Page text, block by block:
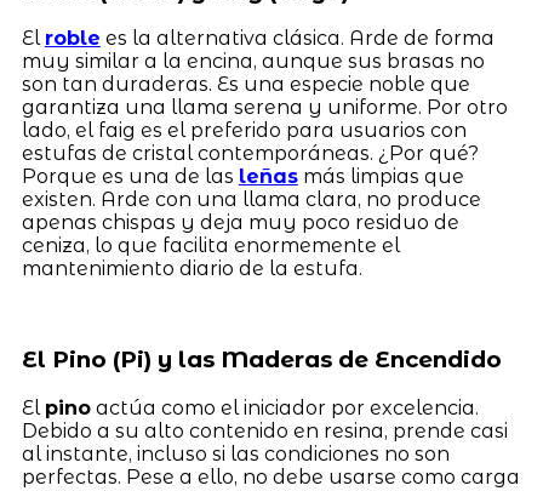
El roble es la alternativa clásica. Arde de forma
muy similar a la encina, aunque sus brasas no
son tan duraderas. Es una especie noble que
garantiza una llama serena y uniforme. Por otro
lado, el faig es el preferido para usuarios con
estufas de cristal contemporáneas. ¿Por qué?
Porque es una de las leñasmás limpias que
existen. Arde con una llama clara, no produce
apenas chispas y deja muy poco residuo de
ceniza, lo que facilita enormemente el
mantenimiento diario de la estufa.
El Pino (Pi) y las Maderas de Encendido
El pinoactúa como el iniciador por excelencia.
Debido a su alto contenido en resina, prende casi
al instante, incluso si las condiciones no son
perfectas. Pese a ello, no debe usarse como carga